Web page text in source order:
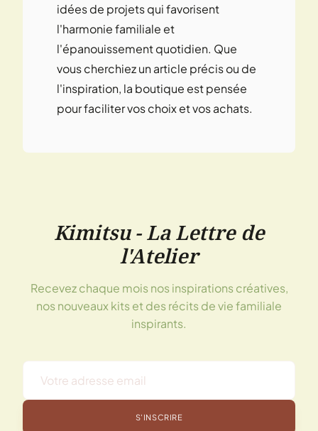
idées de projets qui favorisent
l'harmonie familiale et
l'épanouissement quotidien. Que
vous cherchiez un article précis ou de
l'inspiration, la boutique est pensée
pour faciliter vos choix et vos achats.
Kimitsu - La Lettre de
l'Atelier
Recevez chaque mois nos inspirations créatives,
nos nouveaux kits et des récits de vie familiale
inspirants.
S'INSCRIRE